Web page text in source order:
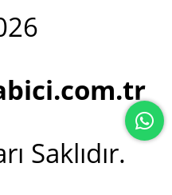
Saklıdır.